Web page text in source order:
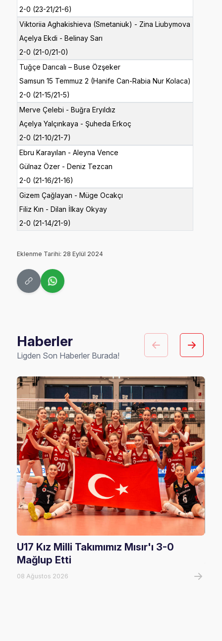
2-0 (23-21/21-6)
Viktoriia Aghakishieva (Smetaniuk) - Zina Liubymova
Açelya Ekdi - Belinay Sarı
2-0 (21-0/21-0)
Tuğçe Darıcalı – Buse Özşeker
Samsun 15 Temmuz 2 (Hanife Can-Rabia Nur Kolaca)
2-0 (21-15/21-5)
Merve Çelebi - Buğra Eryıldız
Açelya Yalçınkaya - Şuheda Erkoç
2-0 (21-10/21-7)
Ebru Karayılan - Aleyna Vence
Gülnaz Özer - Deniz Tezcan
2-0 (21-16/21-16)
Gizem Çağlayan - Müge Ocakçı
Filiz Kın - Dilan İlkay Okyay
2-0 (21-14/21-9)
Eklenme Tarihi: 28 Eylül 2024
Haberler
Ligden Son Haberler Burada!
U17 Kız Milli Takımımız Mısır'ı 3-0
Mağlup Etti
08 Ağustos 2026